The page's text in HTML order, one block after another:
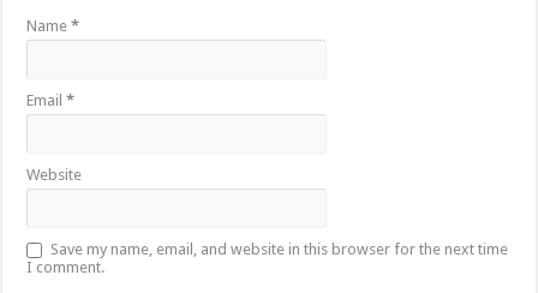
Name*
Email*
Website
Save my name, email, and website in this browser for the next time
I comment.